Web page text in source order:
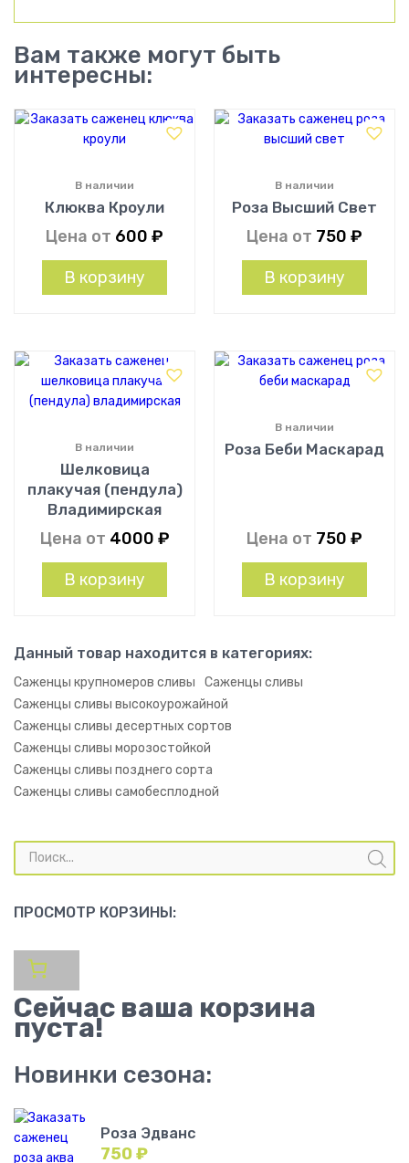
Вам также могут быть
интересны:
Клюква Кроули
В наличии
Цена от 600 ₽
В корзину
Роза Высший Свет
В наличии
Цена от 750 ₽
В корзину
Шелковица
плакучая (пендула)
Владимирская
В наличии
Цена от 4000 ₽
В корзину
Роза Беби Маскарад
В наличии
Цена от 750 ₽
В корзину
Данный товар находится в категориях:
Саженцы крупномеров сливы
Саженцы сливы
Саженцы сливы высокоурожайной
Саженцы сливы десертных сортов
Саженцы сливы морозостойкой
Саженцы сливы позднего сорта
Саженцы сливы самобесплодной
Поиск
товаров
ПРОСМОТР КОРЗИНЫ:
Сейчас ваша корзина
пуста!
Новинки сезона:
Роза Эдванс
750₽